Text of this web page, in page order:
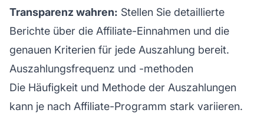
Transparenz wahren: Stellen Sie detaillierte
Berichte über die Affiliate-Einnahmen und die
genauen Kriterien für jede Auszahlung bereit.
Auszahlungsfrequenz und -methoden
Die Häufigkeit und Methode der Auszahlungen
kann je nach Affiliate-Programm stark variieren.